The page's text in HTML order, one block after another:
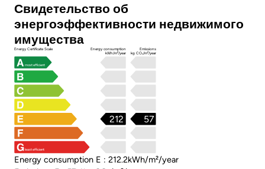
Свидетельство об
энергоэффективности недвижимого
имущества
Energy Certificate Scale
Energy consumption
kWh/m²/year
Emissions
kg CO₂/m²/year
most efficient
least efficient
57
212
Energy consumption E : 212.2kWh/m²/year